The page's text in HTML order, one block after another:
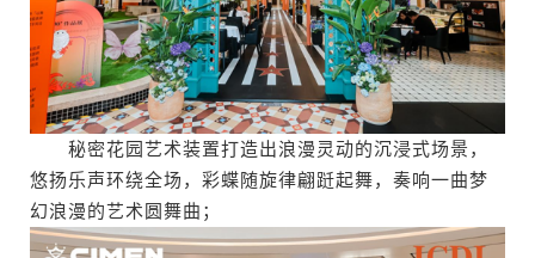
秘密花园艺术装置打造出浪漫灵动的沉浸式场景，
悠扬乐声环绕全场，彩蝶随旋律翩跹起舞，奏响一曲梦
幻浪漫的艺术圆舞曲；